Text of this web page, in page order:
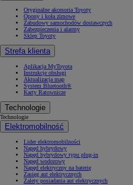
Oryginalne akcesoria Toyoty
Opony i koła zimowe
Zabudowy samochodów dostawczych
Zabezpieczenia i alarmy
Sklep Toyoty
Strefa klienta
Aplikacja MyToyota
Instrukcje obsługi
Aktualizacja map
System Bluetooth®
Karty Ratownicze
Technologie
Technologie
Elektromobilność
Lider elektromobilności
Napęd hybrydowy
Napęd hybrydowy typu plug-in
Napęd wodorowy
Napęd elektryczny na baterię
Zasięg aut elektrycznych
Zalety posiadania aut elektrycznych